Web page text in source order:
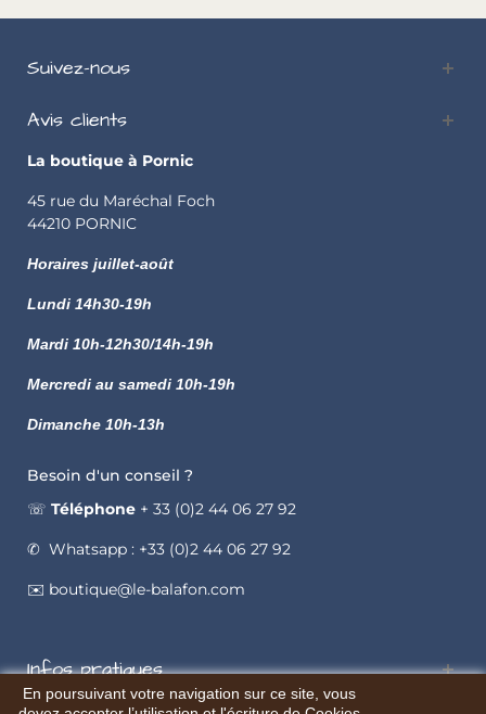
En poursuivant votre navigation sur ce site, vous
Suivez-nous
Avis clients
La boutique à Pornic
45 rue du Maréchal Foch
44210 PORNIC
Horaires juillet-août
Lundi 14h30-19h
Mardi 10h-12h30/14h-19h
Mercredi au samedi 10h-19h
Dimanche 10h-13h
Besoin d'un conseil ?
☏ Téléphone + 33 (0)2 44 06 27 92
✆ Whatsapp : +33 (0)2 44 06 27 92
✉️ boutique@le-balafon.com
Infos pratiques